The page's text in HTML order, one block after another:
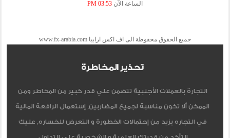
الساعة الآن 03:53 PM
جميع الحقوق محفوظة الى اف اكس ارابيا www.fx-arabia.com
تحذير المخاطرة
التجارة بالعملات الأجنبية تتضمن علي قدر كبير من المخاطر ومن
الممكن ألا تكون مناسبة لجميع المضاربين, إستعمال الرافعة المالية
في التجاره يزيد من إحتمالات الخطورة و التعرض للخساره, عليك